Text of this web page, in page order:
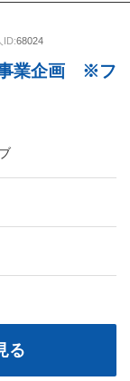
ID:68024
事業企画 ※フ
る